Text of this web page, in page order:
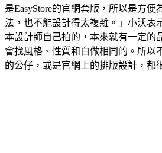
是EasyStore的官網套版，所以是方
法，也不能設計得太複雜。」小沃表
本設計師自己拍的，本來就有一定的
會找風格、性質和白做相同的。所以
的公仔，或是官網上的排版設計，都